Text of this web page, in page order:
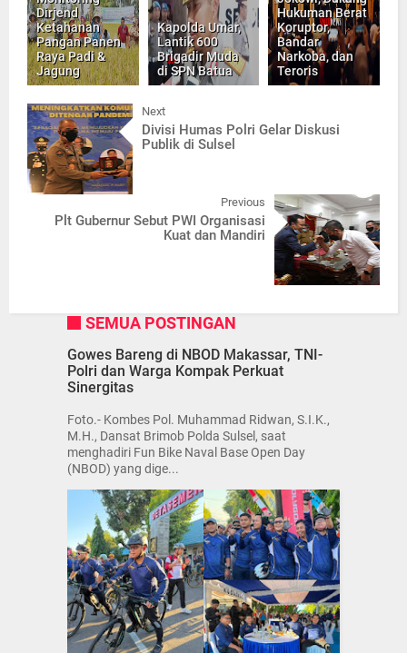
Dirjend
Ketahanan
Pangan Panen
Raya Padi &
Jagung
Kapolda Umar,
Lantik 600
Brigadir Muda
di SPN Batua
Hukuman Berat
Koruptor,
Bandar
Narkoba, dan
Teroris
Next
Divisi Humas Polri Gelar Diskusi
Publik di Sulsel
Previous
Plt Gubernur Sebut PWI Organisasi
Kuat dan Mandiri
SEMUA POSTINGAN
Gowes Bareng di NBOD Makassar, TNI-
Polri dan Warga Kompak Perkuat
Sinergitas
Foto.- Kombes Pol. Muhammad Ridwan, S.I.K.,
M.H., Dansat Brimob Polda Sulsel, saat
menghadiri Fun Bike Naval Base Open Day
(NBOD) yang dige...